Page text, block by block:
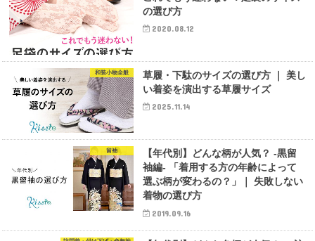
の選び方
2020.08.12
和装小物全般
草履・下駄のサイズの選び方 ｜ 美し
い着姿を演出する草履サイズ
2025.11.14
留袖
【年代別】どんな柄が人気？ -黒留
袖編- 「着用する方の年齢によって
選ぶ柄が変わるの？」｜ 失敗しない
着物の選び方
2019.09.16